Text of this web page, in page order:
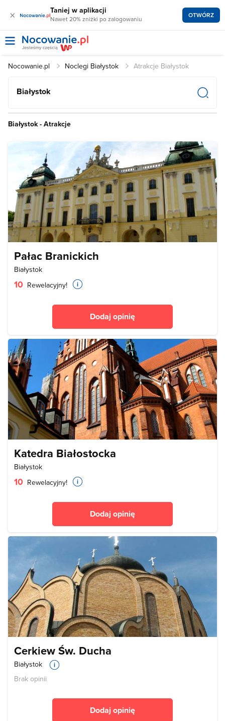
× Taniej w aplikacji
Nawet 20% zniżki po zalogowaniu OTWÓRZ
Nocowanie.pl Noclegi Białystok Atrakcje Białystok
Białystok
Białystok - Atrakcje
Pałac Branickich
Białystok
10 Rewelacyjny!
Dodaj opinię
Katedra Białostocka
Białystok
10 Rewelacyjny!
Dodaj opinię
Cerkiew Św. Ducha
Białystok
Brak opinii
Dodaj opinię